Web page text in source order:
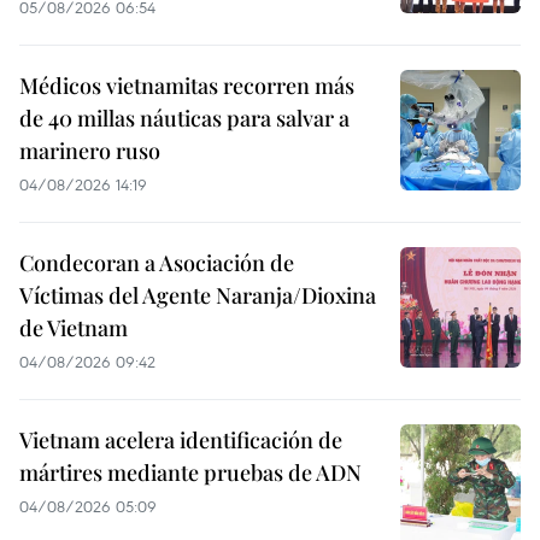
05/08/2026 06:54
Médicos vietnamitas recorren más
de 40 millas náuticas para salvar a
marinero ruso
04/08/2026 14:19
Condecoran a Asociación de
Víctimas del Agente Naranja/Dioxina
de Vietnam
04/08/2026 09:42
Vietnam acelera identificación de
mártires mediante pruebas de ADN
04/08/2026 05:09